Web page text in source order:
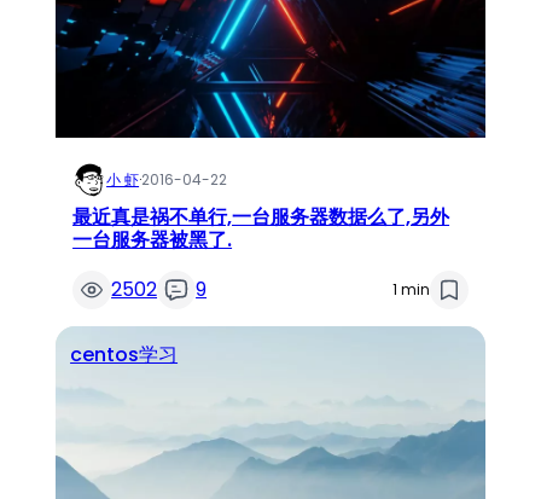
小 虾·2016-04-22
最近真是祸不单行,一台服务器数据么了,另外
一台服务器被黑了.
2502
9 1 min
centos学习